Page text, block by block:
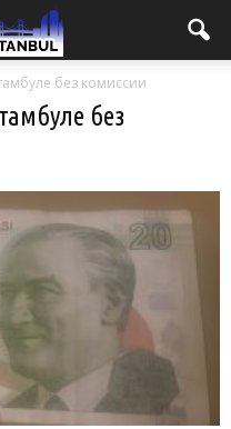
без комиссии
без